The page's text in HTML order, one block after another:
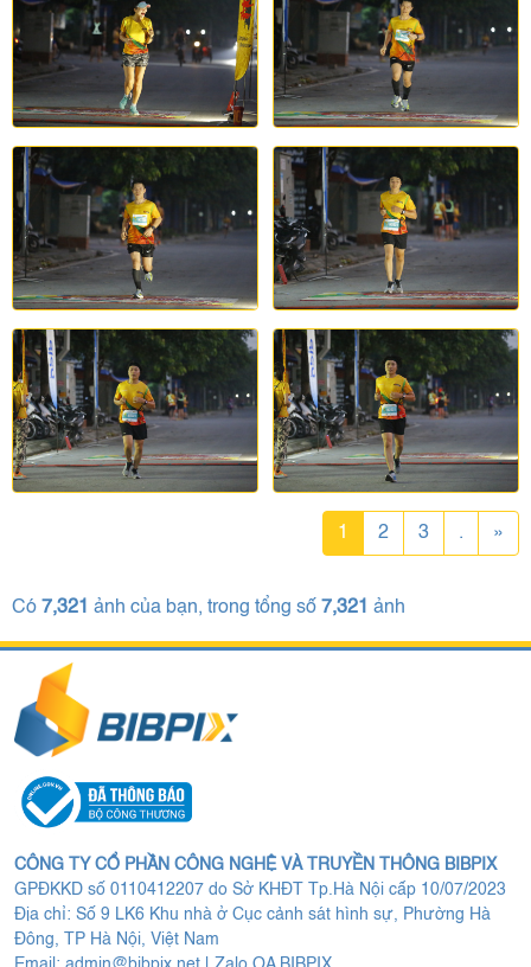
1 2 3 . »
Có 7,321 ảnh của bạn, trong tổng số 7,321 ảnh
CÔNG TY CỔ PHẦN CÔNG NGHỆ VÀ TRUYỀN THÔNG BIBPIX
GPĐKKD số 0110412207 do Sở KHĐT Tp.Hà Nội cấp 10/07/2023
Địa chỉ: Số 9 LK6 Khu nhà ở Cục cảnh sát hình sự, Phường Hà
Đông, TP Hà Nội, Việt Nam